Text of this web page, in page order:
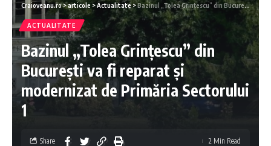
Craioveanu.ro>articole >Actualitate>Bazinul „Tolea Grințescu” din București va fi reparat și modernizat de Primăria Sectorului 1
ACTUALITATE
Bazinul „Tolea Grințescu” din
București va fi reparat și
modernizat de Primăria Sectorului
1
Share 2 Min Read